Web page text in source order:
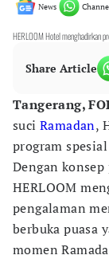
News
HERLOOM Hotel menghadirkan
Share Article
Tangerang,
suci Ramadan,
program
Dengan
HERLOOM
pengalaman
berbuka puasa
momen